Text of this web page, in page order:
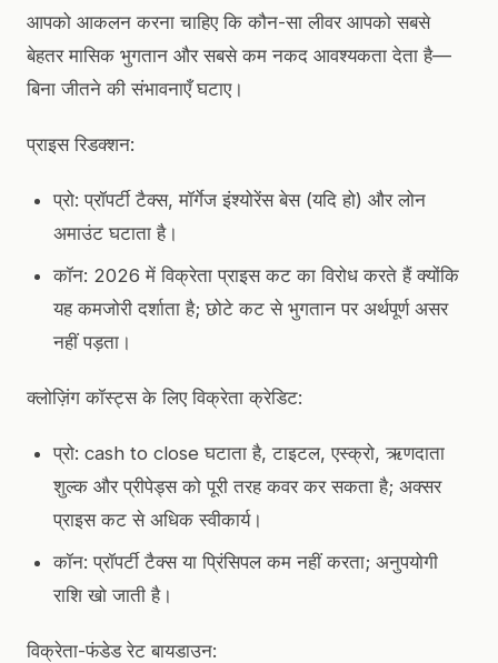
आपको आकलन करना चाहिए कि कौन-सा लीवर आपको सबसे
बेहतर मासिक भुगतान और सबसे कम नकद आवश्यकता देता है—
बिना जीतने की संभावनाएँ घटाए।
प्राइस रिडक्शन:
प्रो: प्रॉपर्टी टैक्स, मॉर्गेज इंश्योरेंस बेस (यदि हो) और लोन
अमाउंट घटाता है।
कॉन: 2026 में विक्रेता प्राइस कट का विरोध करते हैं क्योंकि
यह कमजोरी दर्शाता है; छोटे कट से भुगतान पर अर्थपूर्ण असर
नहीं पड़ता।
क्लोज़िंग कॉस्ट्स के लिए विक्रेता क्रेडिट:
प्रो: cash to close घटाता है, टाइटल, एस्क्रो, ऋणदाता
शुल्क और प्रीपेड्स को पूरी तरह कवर कर सकता है; अक्सर
प्राइस कट से अधिक स्वीकार्य।
कॉन: प्रॉपर्टी टैक्स या प्रिंसिपल कम नहीं करता; अनुपयोगी
राशि खो जाती है।
विक्रेता-फंडेड रेट बायडाउन: